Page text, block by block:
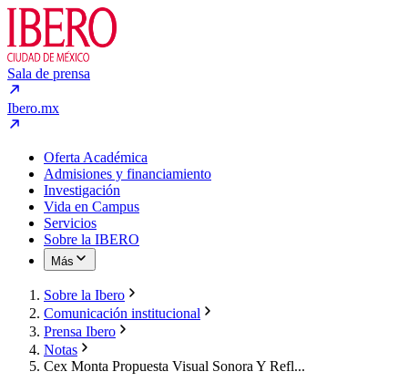
Sala de prensa
Ibero.mx
Oferta Académica
Admisiones y financiamiento
Investigación
Vida en Campus
Servicios
Sobre la IBERO
Más
Sobre la Ibero
Comunicación institucional
Prensa Ibero
Notas
Cex Monta Propuesta Visual Sonora Y Refl...